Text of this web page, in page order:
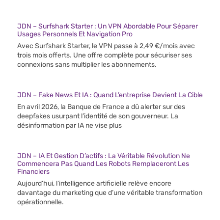
JDN – Surfshark Starter : Un VPN Abordable Pour Séparer
Usages Personnels Et Navigation Pro
Avec Surfshark Starter, le VPN passe à 2,49 €/mois avec
trois mois offerts. Une offre complète pour sécuriser ses
connexions sans multiplier les abonnements.
JDN – Fake News Et IA : Quand L’entreprise Devient La Cible
En avril 2026, la Banque de France a dû alerter sur des
deepfakes usurpant l’identité de son gouverneur. La
désinformation par IA ne vise plus
JDN – IA Et Gestion D’actifs : La Véritable Révolution Ne
Commencera Pas Quand Les Robots Remplaceront Les
Financiers
Aujourd’hui, l’intelligence artificielle relève encore
davantage du marketing que d’une véritable transformation
opérationnelle.